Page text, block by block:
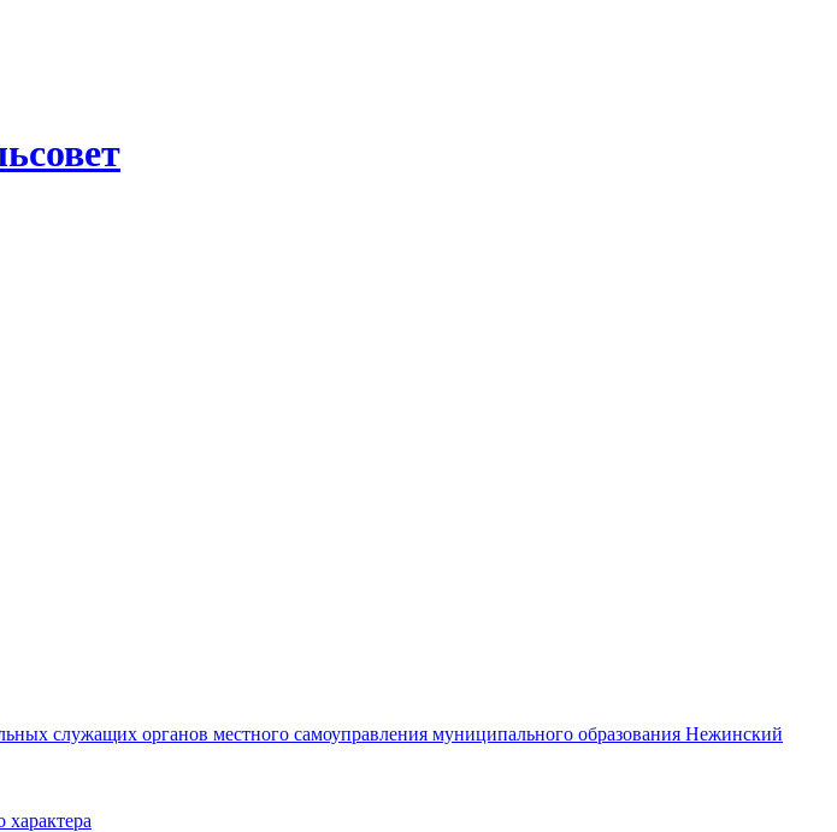
служащих органов местного самоуправления муниципального образования Нежинский
характера